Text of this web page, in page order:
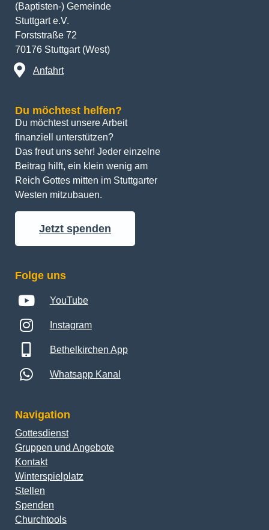
(Baptisten-) Gemeinde
Stuttgart e.V.
Forststraße 72
70176 Stuttgart (West)
Anfahrt
Du möchtest helfen?
Du möchtest unsere Arbeit
finanziell unterstützen?
Das freut uns sehr! Jeder einzelne
Beitrag hilft, ein klein wenig am
Reich Gottes mitten im Stuttgarter
Westen mitzubauen.
Jetzt spenden
Folge uns
YouTube
Instagram
Bethelkirchen App
Whatsapp Kanal
Navigation
Gottesdienst
Gruppen und Angebote
Kontakt
Winterspielplatz
Stellen
Spenden
Churchtools